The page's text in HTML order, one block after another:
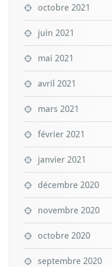
octobre 2021
juin 2021
mai 2021
avril 2021
mars 2021
février 2021
janvier 2021
décembre 2020
novembre 2020
octobre 2020
septembre 2020